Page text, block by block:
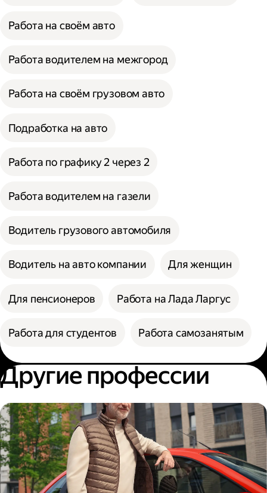
Работа на своём авто
Работа водителем на межгород
Работа на своём грузовом авто
Подработка на авто
Работа по графику 2 через 2
Работа водителем на газели
Водитель грузового автомобиля
Водитель на авто компании Для женщин
Для пенсионеров Работа на Лада Ларгус
Работа для студентов Работа самозанятым
Другие профессии